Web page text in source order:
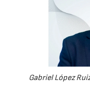
Gabriel López